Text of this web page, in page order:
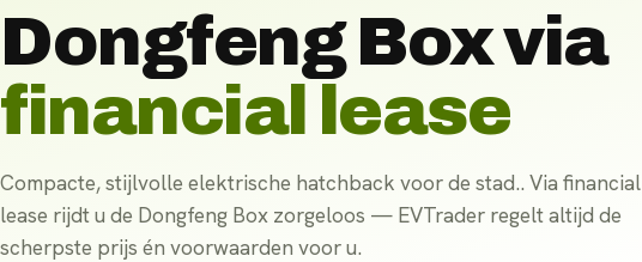
Dongfeng Boxvia
financial lease
Compacte, stijlvolle elektrische hatchback voor de stad.. Via financial
lease rijdt u de Dongfeng Box zorgeloos — EVTrader regelt altijd de
scherpste prijs én voorwaarden voor u.